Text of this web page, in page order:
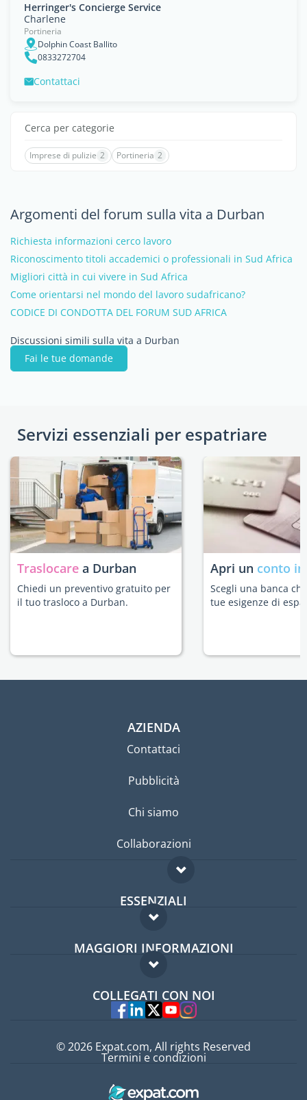
Herringer's Concierge Service
Charlene
Portineria
Dolphin Coast Ballito
0833272704
Contattaci
Cerca per categorie
Imprese di pulizie 2 Portineria 2
Argomenti del forum sulla vita a Durban
Richiesta informazioni cerco lavoro
Riconoscimento titoli accademici o professionali in Sud Africa
Migliori città in cui vivere in Sud Africa
Come orientarsi nel mondo del lavoro sudafricano?
CODICE DI CONDOTTA DEL FORUM SUD AFRICA
Discussioni simili sulla vita a Durban
Fai le tue domande
Servizi essenziali per espatriare
Traslocare a Durban
Chiedi un preventivo gratuito per
il tuo trasloco a Durban.
Apri un conto
Scegli una banca
tue esigenze di
AZIENDA
Contattaci
Pubblicità
Chi siamo
Collaborazioni
ESSENZIALI
Forum per expat
Guida per expat
MAGGIORI INFORMAZIONI
Domande frequenti
Esperti
COLLEGATI CON NOI
© 2026 Expat.com, All rights Reserved
Termini e condizioni